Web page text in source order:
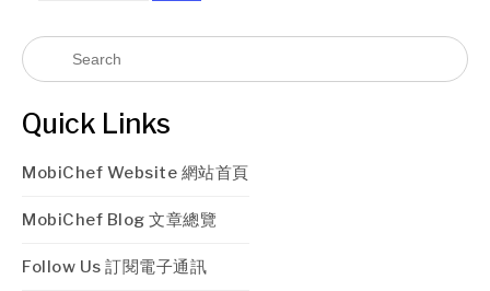
Quick Links
MobiChef Website 網站首頁
MobiChef Blog 文章總覽
Follow Us 訂閱電子通訊